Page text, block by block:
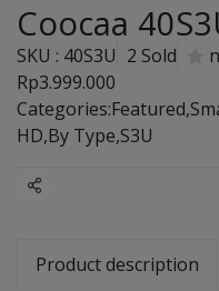
Coocaa
SKU : 40S3U 2 Sold
Rp3.999.000
Categories:Featured,
HD,By Type,S3U
Share
Product description